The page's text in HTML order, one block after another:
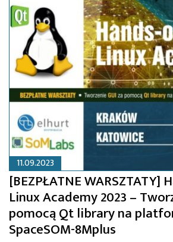
11.09.2023
[BEZPŁATNE WARSZTATY]
Linux Academy 2023 –
pomocą Qt library na
SpaceSOM-8Mplus